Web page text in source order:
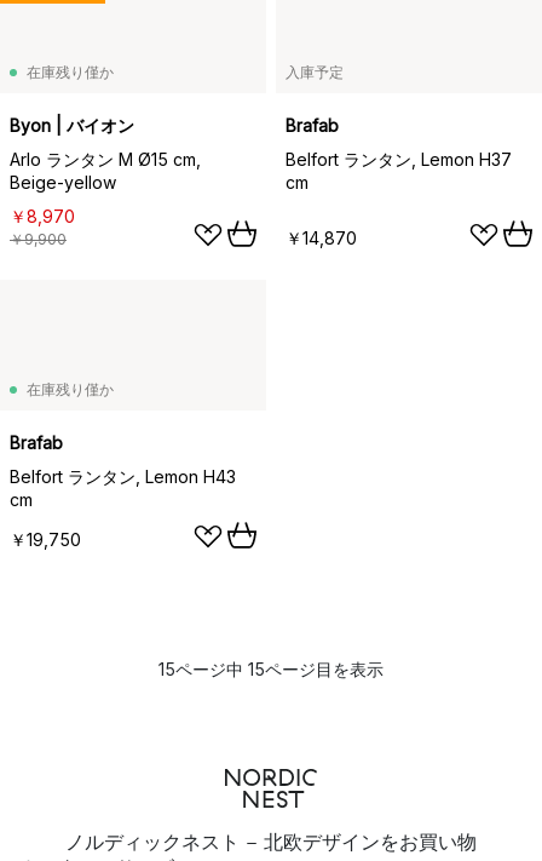
在庫残り僅か
Byon | バイオン
Arlo ランタン M Ø15 cm,
Beige-yellow
￥8,970
￥9,900
入庫予定
Brafab
Belfort ランタン, Lemon H37
cm
￥14,870
在庫残り僅か
Brafab
Belfort ランタン, Lemon H43
cm
￥19,750
15ページ中 15ページ目を表示
ノルディックネスト - 北欧デザインをお買い物